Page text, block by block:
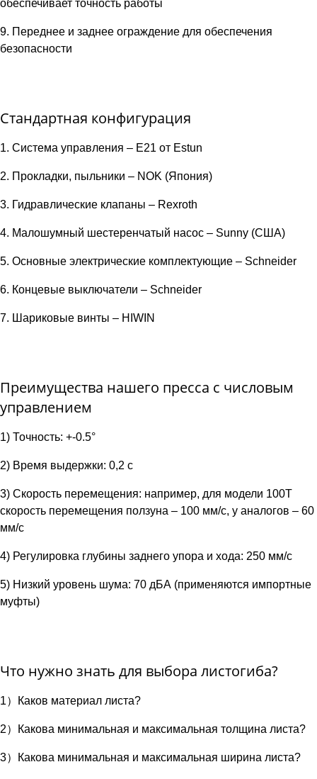
обеспечивает точность работы
9. Переднее и заднее ограждение для обеспечения
безопасности
Стандартная конфигурация
1. Система управления – E21 от Estun
2. Прокладки, пыльники – NOK (Япония)
3. Гидравлические клапаны – Rexroth
4. Малошумный шестеренчатый насос – Sunny (США)
5. Основные электрические комплектующие – Schneider
6. Концевые выключатели – Schneider
7. Шариковые винты – HIWIN
Преимущества нашего пресса с числовым
управлением
1) Точность: +-0.5°
2) Время выдержки: 0,2 с
3) Скорость перемещения: например, для модели 100T
скорость перемещения ползуна – 100 мм/с, у аналогов – 60
мм/с
4) Регулировка глубины заднего упора и хода: 250 мм/с
5) Низкий уровень шума: 70 дБА (применяются импортные
муфты)
Что нужно знать для выбора листогиба?
1）Каков материал листа?
2）Какова минимальная и максимальная толщина листа?
3）Какова минимальная и максимальная ширина листа?